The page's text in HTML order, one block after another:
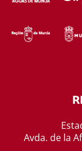
Avda. de la